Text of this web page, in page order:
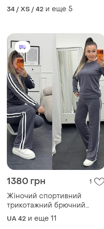
34 / XS / 42 и еще 5
1380 грн 1
Жіночий спортивний
трикотажний брючний
костюм двійка
UA 42 и еще 11